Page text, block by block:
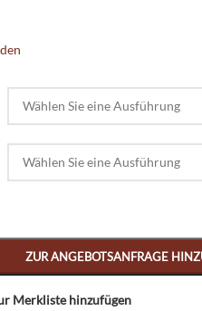
ZUR ANGEBOTSANFRAGE
Merkliste hinzufügen